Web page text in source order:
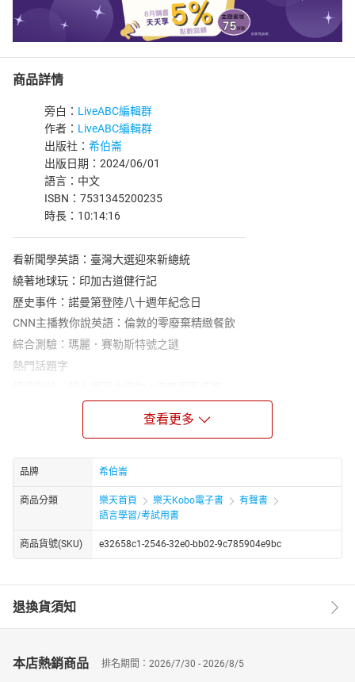
商品詳情
旁白： LiveABC編輯群
作者： LiveABC編輯群
出版社： 希伯崙
出版日期：2024/06/01
語言：中文
ISBN：7531345200235
時長：10:14:16
看新聞學英語：臺灣大選迎來新總統
繞著地球玩：印加古道健行記
歷史事件：諾曼第登陸八十週年紀念日
CNN主播教你說英語：倫敦的零廢棄精緻餐飲
綜合測驗：瑪麗．賽勒斯特號之謎
熱門話題字
動物知識：獨特卻致命的僧帽水母
文意選填：辣椒 火辣滋味的祕密
人物側寫：大谷翔平 投打俱佳的棒球明星
混合題型：小費文化面面觀
讀門祕笈：有耐心的貓
會話百分百：搭機英語
篇章結構：為何氣候變遷會讓風速變慢？
★電子書無提供點讀功能及互動學習軟體下載。
查看更多
品牌 希伯崙
商品分類 樂天首頁 樂天Kobo電子書
有聲書
語言學習/考試用書
商品貨號(SKU) e32658c1-2546-32e0-bb02-9c785904e9bc
退換貨須知
本店熱銷商品 排名期間：2026/7/30 - 2026/8/5